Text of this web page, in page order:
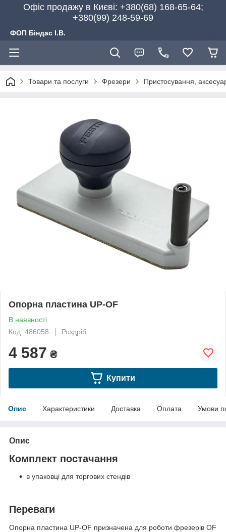
Офіс продажу в Києві: +380(68) 168-65-64;
+380(99) 248-59-69
ФОП Біндас І.В.
Товари та послуги Фрезери Пристосування,
Опорна пластина UP-OF
В наявності
Код: 486058
Роздріб
4 587 ₴
Купити
Опис Характеристики Доставка Оплата Умови
Опис
Комплект постачання
в упаковці для торгових стендів
Переваги
Опорна пластина UP-OF призначена для роботи фрезерів OF